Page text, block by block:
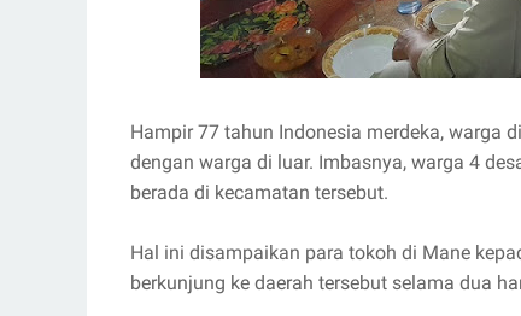
Hampir 77 tahun Indonesia merdeka, warga
dengan warga di luar. Imbasnya, warga 4
berada di kecamatan tersebut.
Hal ini disampaikan para tokoh di Mane
berkunjung ke daerah tersebut selama dua